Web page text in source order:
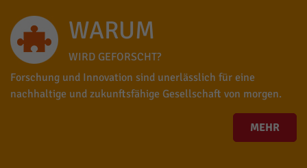
WARUM
WIRD GEFORSCHT?
Forschung und Innovation sind unerlässlich für eine
nachhaltige und zukunftsfähige Gesellschaft von morgen.
MEHR